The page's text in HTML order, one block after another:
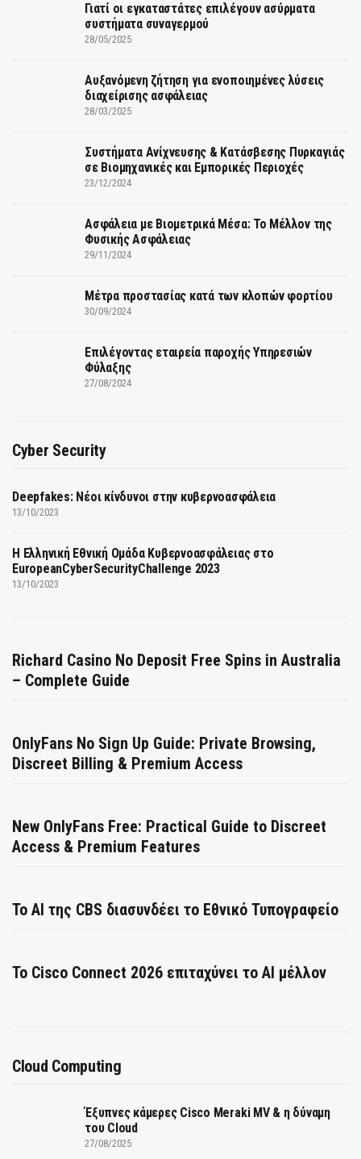
Γιατί οι εγκαταστάτες επιλέγουν ασύρματα
συστήματα συναγερμού
28/05/2025
Αυξανόμενη ζήτηση για ενοποιημένες λύσεις
διαχείρισης ασφάλειας
28/03/2025
Συστήματα Ανίχνευσης & Κατάσβεσης Πυρκαγιάς
σε Βιομηχανικές και Εμπορικές Περιοχές
23/12/2024
Ασφάλεια με Βιομετρικά Μέσα: Το Μέλλον της
Φυσικής Ασφάλειας
29/11/2024
Μέτρα προστασίας κατά των κλοπών φορτίου
30/09/2024
Επιλέγοντας εταιρεία παροχής Υπηρεσιών
Φύλαξης
27/08/2024
Cyber Security
Deepfakes: Νέοι κίνδυνοι στην κυβερνοασφάλεια
13/10/2023
Η Ελληνική Εθνική Ομάδα Κυβερνοασφάλειας στο
EuropeanCyberSecurityChallenge 2023
13/10/2023
Richard Casino No Deposit Free Spins in Australia
– Complete Guide
OnlyFans No Sign Up Guide: Private Browsing,
Discreet Billing & Premium Access
New OnlyFans Free: Practical Guide to Discreet
Access & Premium Features
Το AI της CBS διασυνδέει το Εθνικό Τυπογραφείο
Το Cisco Connect 2026 επιταχύνει το AI μέλλον
Cloud Computing
Έξυπνες κάμερες Cisco Meraki MV & η δύναμη
του Cloud
27/08/2025